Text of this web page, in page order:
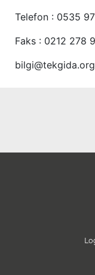
Telefon : 0535
Faks : 0212 278